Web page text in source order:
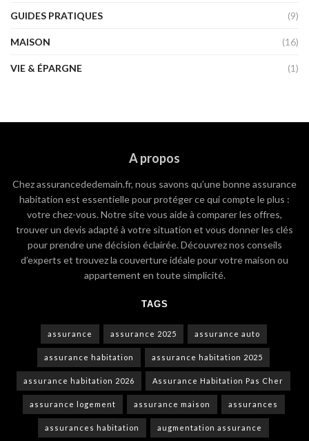
GUIDES PRATIQUES (9)
MAISON (16)
VIE & ÉPARGNE (1)
A propos
Chez assurancededemain.fr, nous savons qu’une bonne assurance
habitation est essentielle pour protéger ce qui compte le plus :
votre chez-vous. Notre site vous aide à comparer les offres,
trouver un devis adapté à votre situation et vous donner les clés
pour prendre une décision éclairée. Découvrez nos conseils
d’experts et trouvez la couverture idéale pour votre maison ou
appartement en toute simplicité.
TAGS
assurance assurance 2025 assurance auto
assurance habitation assurance habitation 2025
assurance habitation 2026 Assurance Habitation Pas Cher
assurance logement assurance maison assurances
assurances habitation augmentation assurance